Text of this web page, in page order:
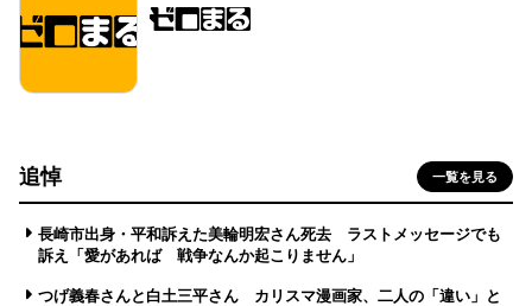
追悼 一覧を見る
長崎市出身・平和訴えた美輪明宏さん死去 ラストメッセージでも
訴え「愛があれば 戦争なんか起こりません」
つげ義春さんと白土三平さん カリスマ漫画家、二人の「違い」と